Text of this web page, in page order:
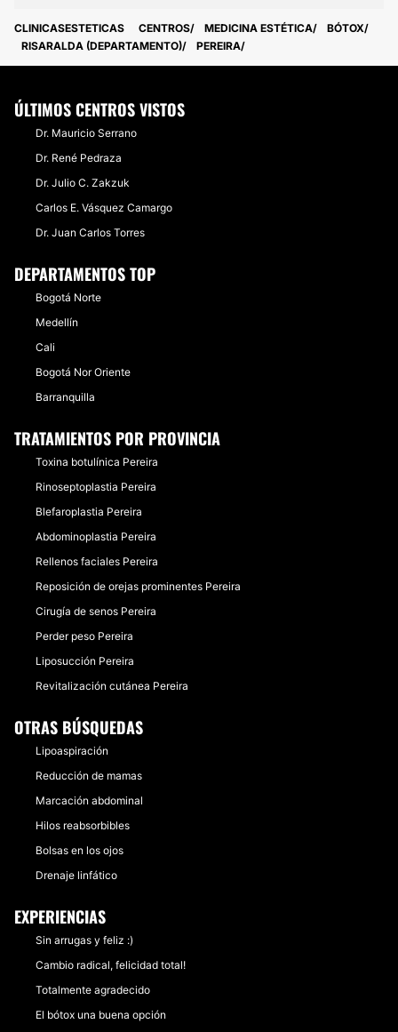
CLINICASESTETICAS CENTROS MEDICINA ESTÉTICA
BÓTOX
RISARALDA (DEPARTAMENTO)
PEREIRA
ÚLTIMOS CENTROS VISTOS
Dr. Mauricio Serrano
Dr. René Pedraza
Dr. Julio C. Zakzuk
Carlos E. Vásquez Camargo
Dr. Juan Carlos Torres
DEPARTAMENTOS TOP
Bogotá Norte
Medellín
Cali
Bogotá Nor Oriente
Barranquilla
TRATAMIENTOS POR PROVINCIA
Toxina botulínica Pereira
Rinoseptoplastia Pereira
Blefaroplastia Pereira
Abdominoplastia Pereira
Rellenos faciales Pereira
Reposición de orejas prominentes Pereira
Cirugía de senos Pereira
Perder peso Pereira
Liposucción Pereira
Revitalización cutánea Pereira
OTRAS BÚSQUEDAS
Lipoaspiración
Reducción de mamas
Marcación abdominal
Hilos reabsorbibles
Bolsas en los ojos
Drenaje linfático
EXPERIENCIAS
Sin arrugas y feliz :)
Cambio radical, felicidad total!
Totalmente agradecido
El bótox una buena opción